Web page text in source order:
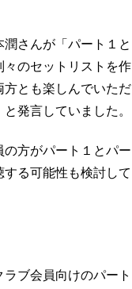
潤さんが「パート１と
々のセットリストを作
方とも楽しんでいただ
発言していました。
の方がパート１とパー
する可能性も検討して
ブ会員向けのパート